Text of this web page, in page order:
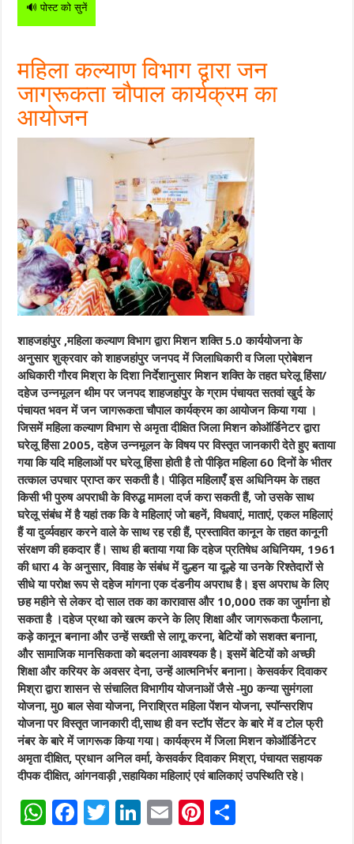
🔊 पोस्ट को सुनें
महिला कल्याण विभाग द्वारा जन
जागरूकता चौपाल कार्यक्रम का
आयोजन
शाहजहांपुर ,महिला कल्याण विभाग द्वारा मिशन शक्ति 5.0 कार्ययोजना के
अनुसार शुक्रवार को शाहजहांपुर जनपद में जिलाधिकारी व जिला प्रोबेशन
अधिकारी गौरव मिश्रा के दिशा निर्देशानुसार मिशन शक्ति के तहत घरेलू हिंसा/
दहेज उन्नमूलन थीम पर जनपद शाहजहांपुर के ग्राम पंचायत सतवां खुर्द के
पंचायत भवन में जन जागरूकता चौपाल कार्यक्रम का आयोजन किया गया ।
जिसमें महिला कल्याण विभाग से अमृता दीक्षित जिला मिशन कोऑर्डिनेटर द्वारा
घरेलू हिंसा 2005, दहेज उन्नमूलन के विषय पर विस्तृत जानकारी देते हुए बताया
गया कि यदि महिलाओं पर घरेलू हिंसा होती है तो पीड़ित महिला 60 दिनों के भीतर
तत्काल उपचार प्राप्त कर सकती है। पीड़ित महिलाएँ इस अधिनियम के तहत
किसी भी पुरुष अपराधी के विरुद्ध मामला दर्ज करा सकती हैं, जो उसके साथ
घरेलू संबंध में है यहां तक कि वे महिलाएं जो बहनें, विधवाएं, माताएं, एकल महिलाएं
हैं या दुर्व्यवहार करने वाले के साथ रह रही हैं, प्रस्तावित कानून के तहत कानूनी
संरक्षण की हकदार हैं। साथ ही बताया गया कि दहेज प्रतिषेध अधिनियम, 1961
की धारा 4 के अनुसार, विवाह के संबंध में दुल्हन या दूल्हे या उनके रिश्तेदारों से
सीधे या परोक्ष रूप से दहेज मांगना एक दंडनीय अपराध है। इस अपराध के लिए
छह महीने से लेकर दो साल तक का कारावास और 10,000 तक का जुर्माना हो
सकता है ।दहेज प्रथा को खत्म करने के लिए शिक्षा और जागरूकता फैलाना,
कड़े कानून बनाना और उन्हें सख्ती से लागू करना, बेटियों को सशक्त बनाना,
और सामाजिक मानसिकता को बदलना आवश्यक है। इसमें बेटियों को अच्छी
शिक्षा और करियर के अवसर देना, उन्हें आत्मनिर्भर बनाना। केसवर्कर दिवाकर
मिश्रा द्वारा शासन से संचालित विभागीय योजनाओं जैसे -मु0 कन्या सुमंगला
योजना, मु0 बाल सेवा योजना, निराश्रित महिला पेंशन योजना, स्पॉन्सरशिप
योजना पर विस्तृत जानकारी दी,साथ ही वन स्टॉप सेंटर के बारे में व टोल फ्री
नंबर के बारे में जागरूक किया गया। कार्यक्रम में जिला मिशन कोऑर्डिनेटर
अमृता दीक्षित, प्रधान अनिल वर्मा, केसवर्कर दिवाकर मिश्रा, पंचायत सहायक
दीपक दीक्षित, आंगनवाड़ी ,सहायिका महिलाएं एवं बालिकाएं उपस्थिति रहे।
W F T Li E Pi